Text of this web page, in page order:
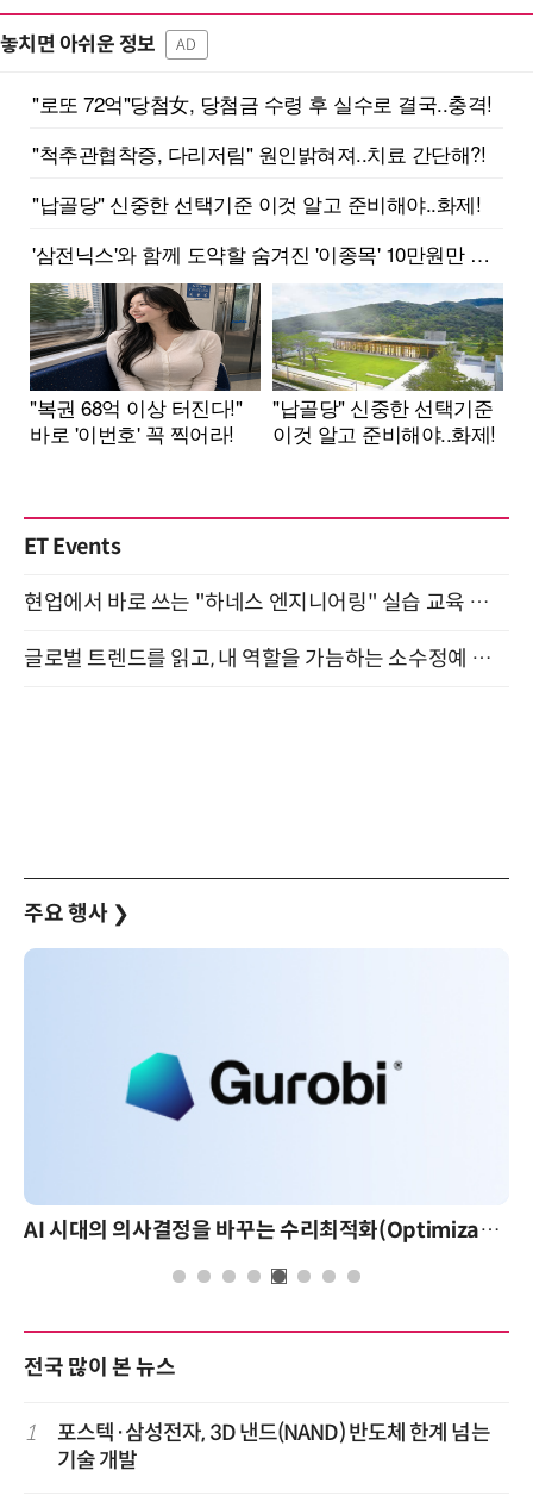
놓치면 아쉬운 정보 AD
ET Events
현업에서 바로 쓰는 "하네스 엔지니어링" 실습 교육 워크숍 8월 20일 개최
글로벌 트렌드를 읽고, 내 역할을 가늠하는 소수정예 실습 워크숍 (8/28)
주요 행사 ❯
AI 시대의 의사결정을 바꾸는 수리최적화(Optimization): 실제 산업 적용 사례와 활용 전략
전국 많이 본 뉴스
1
포스텍·삼성전자, 3D 낸드(NAND) 반도체 한계 넘는
기술 개발